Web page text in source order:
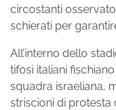
circostanti
schierati per
All’interno dello
tifosi italiani
squadra israeliana,
striscioni di protesta